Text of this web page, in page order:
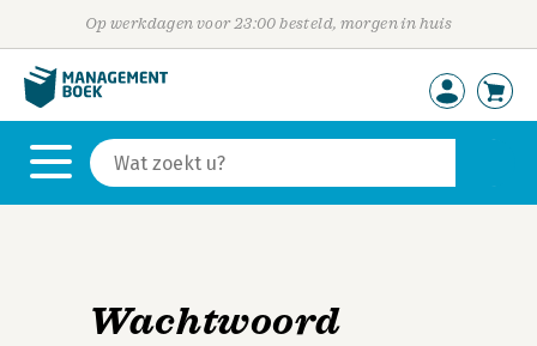
Op werkdagen voor 23:00 besteld, morgen in huis
Wachtwoord